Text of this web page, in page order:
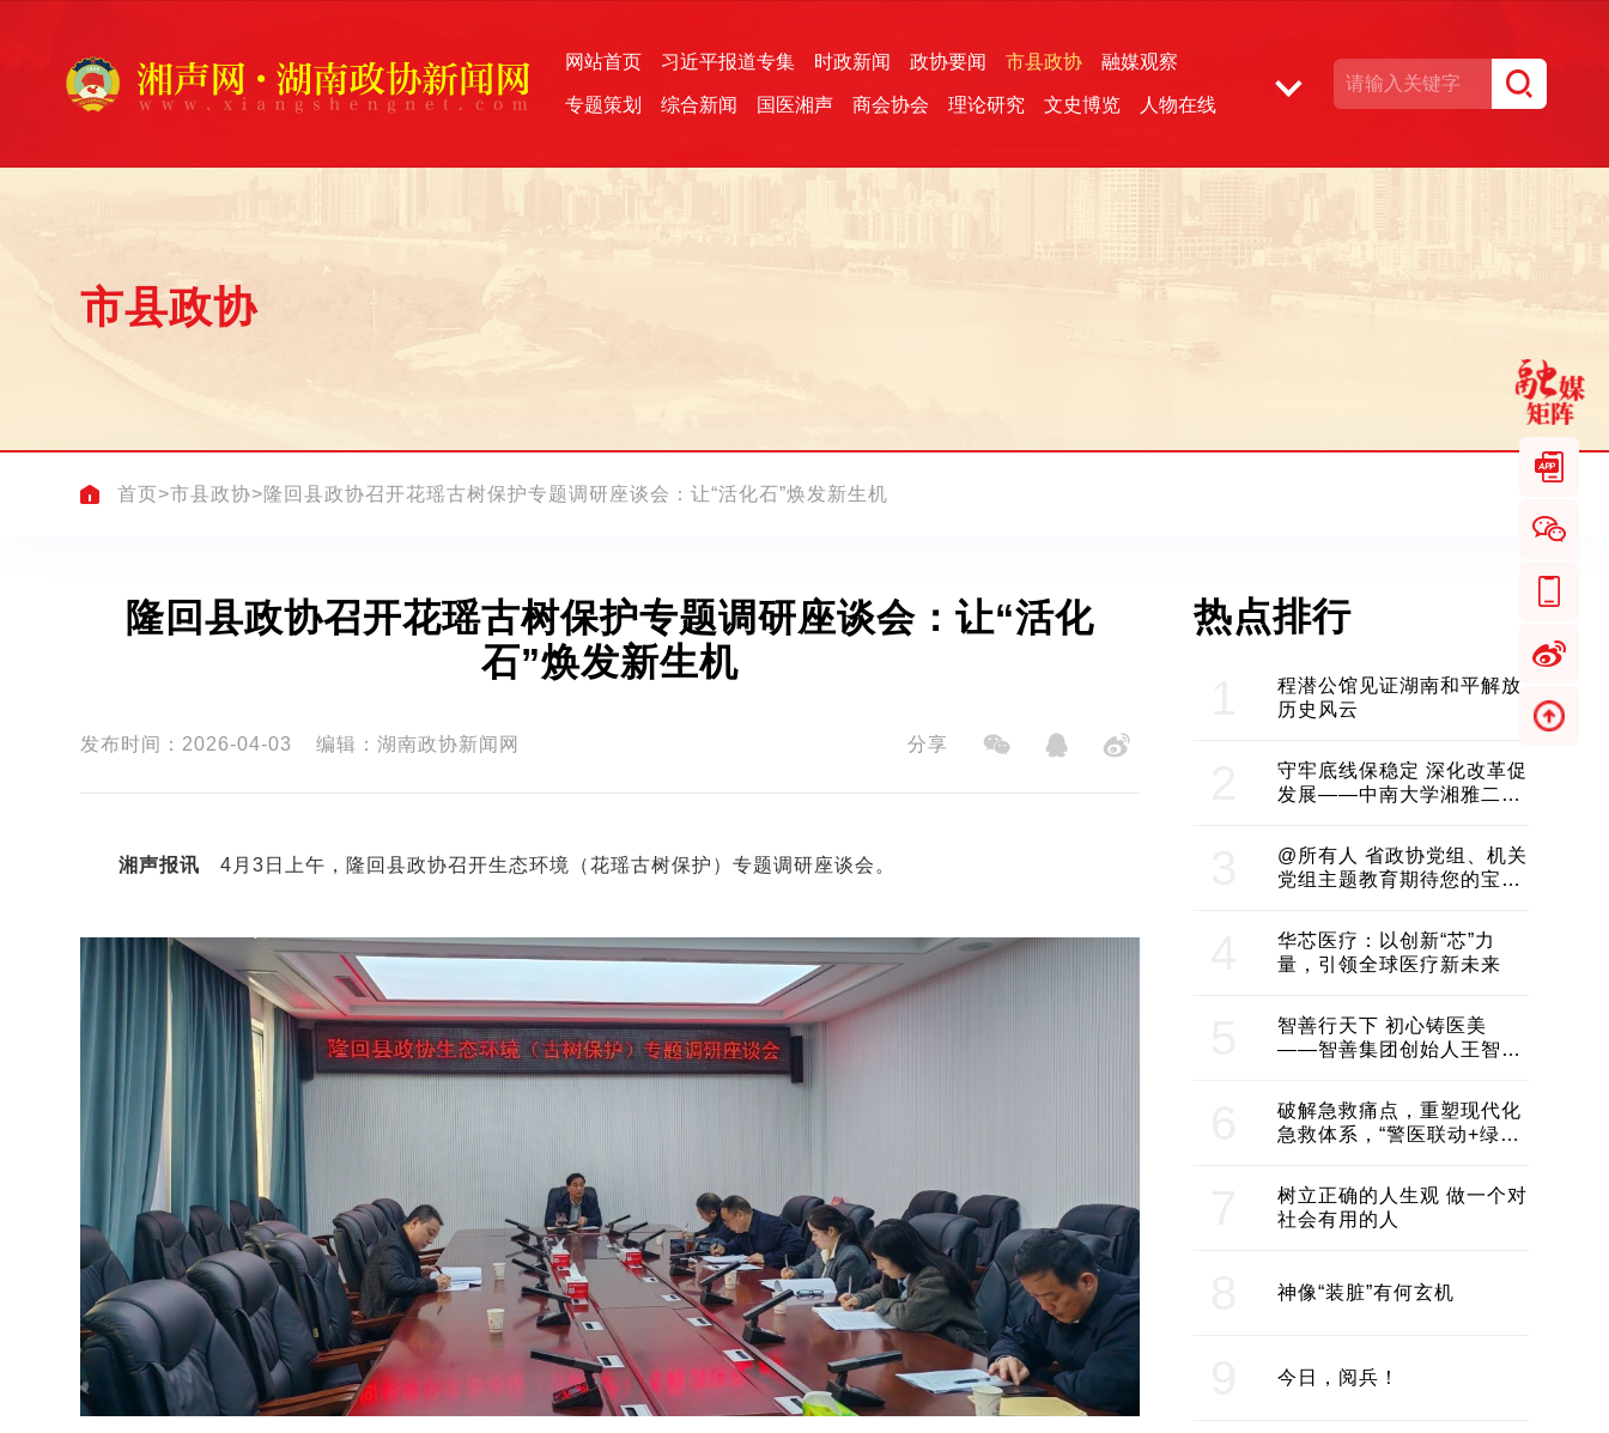
网站首页 习近平报道专集 时政新闻 政协要闻 市县政协 融媒观察
专题策划 综合新闻 国医湘声 商会协会 理论研究 文史博览 人物在线
市县政协
首页>市县政协>隆回县政协召开花瑶古树保护专题调研座谈会：让“活化石”焕发新生机
隆回县政协召开花瑶古树保护专题调研座谈会：让“活化
石”焕发新生机
发布时间：2026-04-03 编辑：湖南政协新闻网 分享
湘声报讯 4月3日上午，隆回县政协召开生态环境（花瑶古树保护）专题调研座谈会。
热点排行
程潜公馆见证湖南和平解放
历史风云
守牢底线保稳定 深化改革促
发展——中南大学湘雅二医
@所有人 省政协党组、机关
党组主题教育期待您的宝贵
华芯医疗：以创新“芯”力
量，引领全球医疗新未来
智善行天下 初心铸医美
——智善集团创始人王智带
建医美产业良性生态圈
破解急救痛点，重塑现代化
急救体系，“警医联动+绿波
树立正确的人生观 做一个对
社会有用的人
神像“装脏”有何玄机
今日，阅兵！